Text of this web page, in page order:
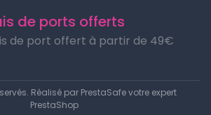
de ports offerts
de port offert à partir de 49€
Réalisé par PrestaSafe votre expert
PrestaShop